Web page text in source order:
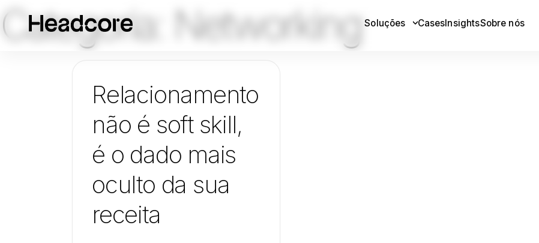
Soluções CasesInsightsSobre nós
Categoria: Networking
Relacionamento
não é soft skill,
é o dado mais
oculto da sua
receita